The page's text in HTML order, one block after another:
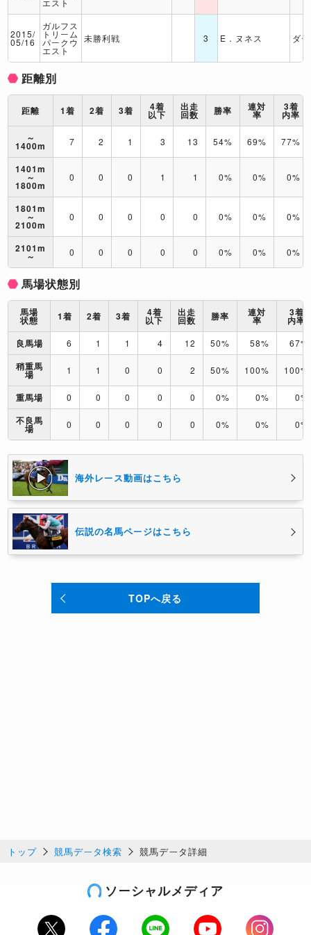
2015/
05/16
ガルフス
トリーム
パークウ
エスト
未勝利戦 3 E．ヌネス ダ
距離別
距離 1着 2着 3着 4着
以下
出走
回数 勝率 連対
率
3着
内率
～
1400m 7 2 1 3 13 54% 69% 77%
1401m
～
1800m
0 0 0 1 1 0% 0% 0%
1801m
～
2100m
0 0 0 0 0 0% 0% 0%
2101m
～ 0 0 0 0 0 0% 0% 0%
馬場状態別
馬場
状態 1着 2着 3着 4着
以下
出走
回数 勝率 連対
率
3着
内率
良馬場
6 1 1 4 12 50% 58% 67%
稍重馬
場 1 1 0 0 2 50% 100% 100%
重馬場 0 0 0 0 0 0% 0% 0%
不良馬
場 0 0 0 0 0 0% 0% 0%
海外レース動画はこちら
伝説の名馬ページはこちら
TOPへ戻る
トップ 競馬データ検索 競馬データ詳細
ソーシャルメディア